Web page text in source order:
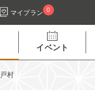
マイプラン 0
イベント
村